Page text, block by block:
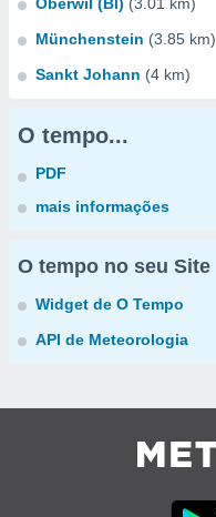
Münchenstein (3.85 km)
Sankt Johann (4 km)
O tempo...
PDF
mais informações
O tempo no seu Site
Widget de O Tempo
API de Meteorologia